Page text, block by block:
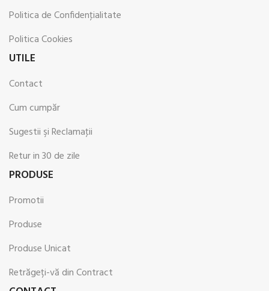
Politica de Confidenţialitate
Politica Cookies
UTILE
Contact
Cum cumpăr
Sugestii şi Reclamaţii
Retur in 30 de zile
PRODUSE
Promotii
Produse
Produse Unicat
Retrăgeți-vă din Contract